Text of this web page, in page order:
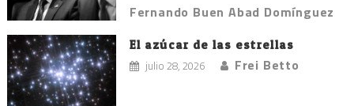
Fernando Buen Abad Domínguez
El azúcar de las estrellas
julio 28, 2026 Frei Betto